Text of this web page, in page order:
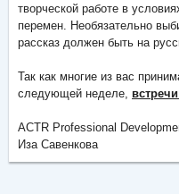
творческой работе в
перемен. Необязательно
рассказ должен быть на
Так как многие из вас
следующей неделе,
ACTR Professional
Иза Савенкова